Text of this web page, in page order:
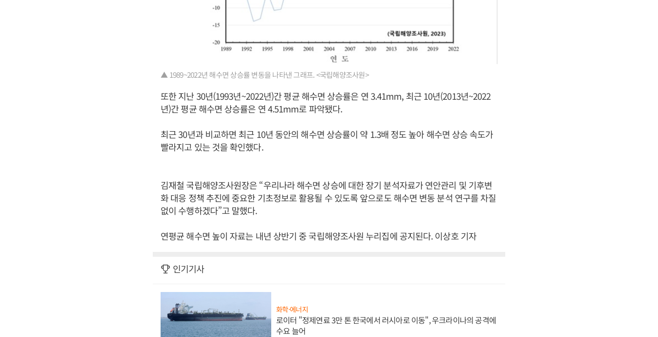
▲ 1989~2022년 해수면 상승률 변동을 나타낸 그래프. <국립해양조사원>
또한 지난 30년(1993년~2022년)간 평균 해수면 상승률은 연 3.41mm, 최근 10년(2013년~2022
년)간 평균 해수면 상승률은 연 4.51mm로 파악됐다.
최근 30년과 비교하면 최근 10년 동안의 해수면 상승률이 약 1.3배 정도 높아 해수면 상승 속도가
빨라지고 있는 것을 확인했다.
김재철 국립해양조사원장은 “우리나라 해수면 상승에 대한 장기 분석자료가 연안관리 및 기후변
화 대응 정책 추진에 중요한 기초정보로 활용될 수 있도록 앞으로도 해수면 변동 분석 연구를 차질
없이 수행하겠다”고 말했다.
연평균 해수면 높이 자료는 내년 상반기 중 국립해양조사원 누리집에 공지된다. 이상호 기자
인기기사
화학·에너지
로이터 "정제연료 3만 톤 한국에서 러시아로 이동", 우크라이나의 공격에
수요 늘어